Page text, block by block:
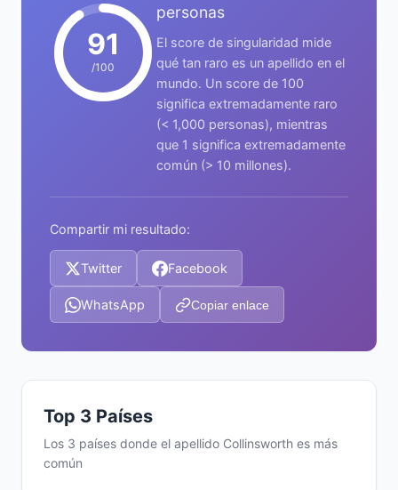
91
/100
personas
El score de singularidad mide
qué tan raro es un apellido en el
mundo. Un score de 100
significa extremadamente raro
(< 1,000 personas), mientras
que 1 significa extremadamente
común (> 10 millones).
Compartir mi resultado:
Twitter Facebook
WhatsApp Copiar enlace
Top 3 Países
Los 3 países donde el apellido Collinsworth es más
común